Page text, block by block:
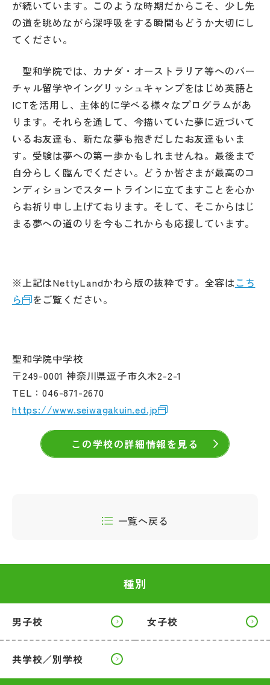
NettyLandかわら版
お問い合わせ
個人情報保護方針
サイトマップ
運営会社
が続いています。このような時期だからこそ、少し先
の道を眺めながら深呼吸をする瞬間もどうか大切にし
てください。
聖和学院では、カナダ・オーストラリア等へのバー
チャル留学やイングリッシュキャンプをはじめ英語と
ICTを活用し、主体的に学べる様々なプログラムがあ
ります。それらを通して、今描いていた夢に近づいて
いるお友達も、新たな夢も抱きだしたお友達もいま
す。受験は夢への第一歩かもしれませんね。最後まで
自分らしく臨んでください。どうか皆さまが最高のコ
ンディションでスタートラインに立てますことを心か
らお祈り申し上げております。そして、そこからはじ
まる夢への道のりを今もこれからも応援しています。
※上記はNettyLandかわら版の抜粋です。全容はこち
ら
をご覧ください。
聖和学院中学校
〒249-0001 神奈川県逗子市久木2-2-1
TEL：046-871-2670
https://www.seiwagakuin.ed.jp
この学校の詳細情報を見る
一覧へ戻る
種別
男子校 女子校
共学校／別学校